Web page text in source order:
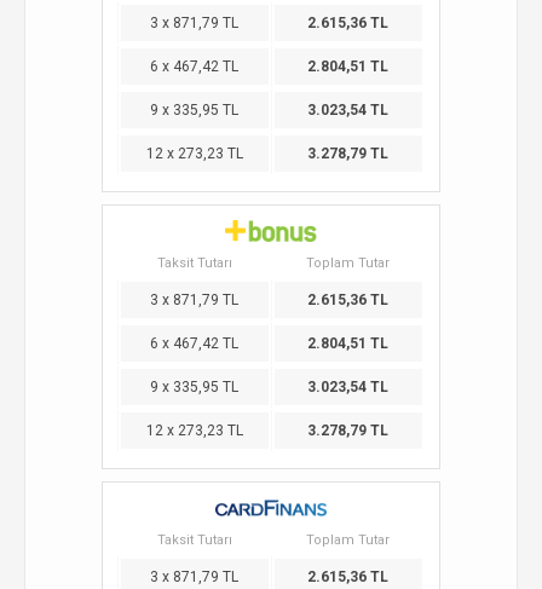
3 x 871,79 TL 2.615,36 TL
6 x 467,42 TL 2.804,51 TL
9 x 335,95 TL 3.023,54 TL
12 x 273,23 TL 3.278,79 TL
Taksit Tutarı Toplam Tutar
3 x 871,79 TL 2.615,36 TL
6 x 467,42 TL 2.804,51 TL
9 x 335,95 TL 3.023,54 TL
12 x 273,23 TL 3.278,79 TL
Taksit Tutarı Toplam Tutar
3 x 871,79 TL 2.615,36 TL